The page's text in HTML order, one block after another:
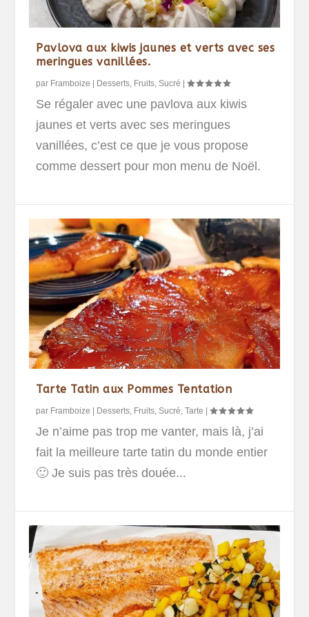
Pavlova aux kiwis jaunes et verts avec ses
meringues vanillées.
par Framboize Desserts, Fruits,Sucré |
Se régaler avec une pavlova aux kiwis
jaunes et verts avec ses meringues
vanillées, c’est ce que je vous propose
comme dessert pour mon menu de Noël.
Tarte Tatin aux Pommes Tentation
par Framboize Desserts, Fruits,Sucré,Tarte |
Je n’aime pas trop me vanter, mais là, j’ai
fait la meilleure tarte tatin du monde entier
🙂 Je suis pas très douée...